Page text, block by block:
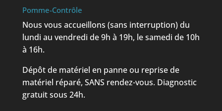
Pomme-Contrôle
Nous vous accueillons (sans interruption) du
lundi au vendredi de 9h à 19h, le samedi de 10h
à 16h.
Dépôt de matériel en panne ou reprise de
matériel réparé, SANS rendez-vous. Diagnostic
gratuit sous 24h.